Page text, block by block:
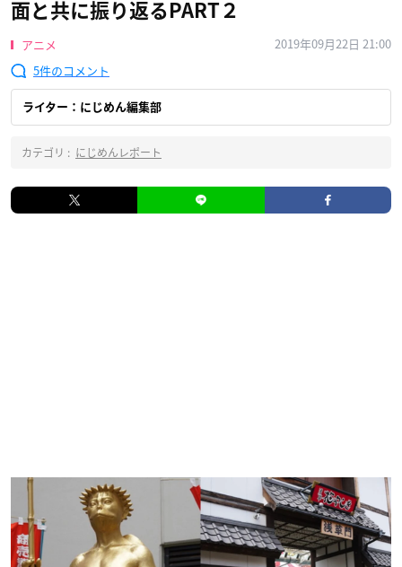
面と共に振り返るPART２
アニメ
2019年09月22日 21:00
5
ライター：にじめん編集部
カテゴリ : にじめんレポート